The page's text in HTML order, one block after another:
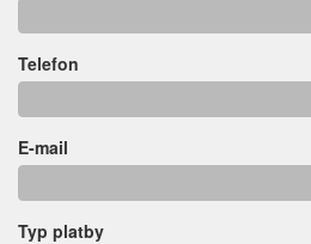
Telefon
E-mail
Typ platby